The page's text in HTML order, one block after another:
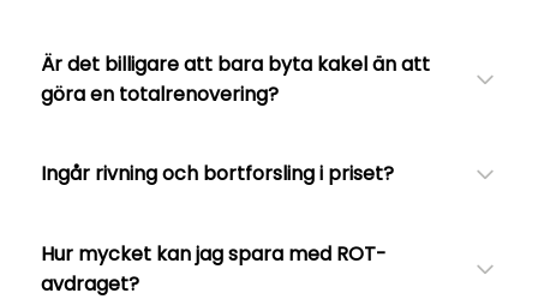
Är det billigare att bara byta kakel än att
göra en totalrenovering?
Ingår rivning och bortforsling i priset?
Hur mycket kan jag spara med ROT-
avdraget?